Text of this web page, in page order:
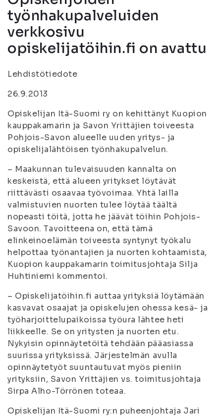
työnhakupalveluiden
verkkosivu
opiskelijatöihin.fi on avattu
Lehdistötiedote
26.9.2013
Opiskelijan Itä-Suomi ry on kehittänyt Kuopion
kauppakamarin ja Savon Yrittäjien toiveesta
Pohjois-Savon alueelle uuden yritys- ja
opiskelijalähtöisen työnhakupalvelun.
– Maakunnan tulevaisuuden kannalta on
keskeistä, että alueen yritykset löytävät
riittävästi osaavaa työvoimaa. Yhtä lailla
valmistuvien nuorten tulee löytää täältä
nopeasti töitä, jotta he jäävät töihin Pohjois-
Savoon. Tavoitteena on, että tämä
elinkeinoelämän toiveesta syntynyt työkalu
helpottaa työnantajien ja nuorten kohtaamista,
Kuopion kauppakamarin toimitusjohtaja Silja
Huhtiniemi kommentoi.
– Opiskelijatöihin.fi auttaa yrityksiä löytämään
kasvavat osaajat ja opiskelujen ohessa kesä- ja
työharjoittelupaikoissa työura lähtee heti
liikkeelle. Se on yritysten ja nuorten etu.
Nykyisin opinnäytetöitä tehdään pääasiassa
suurissa yrityksissä. Järjestelmän avulla
opinnäytetyöt suuntautuvat myös pieniin
yrityksiin, Savon Yrittäjien vs. toimitusjohtaja
Sirpa Alho-Törrönen toteaa.
Opiskelijan Itä-Suomi ry:n puheenjohtaja Jari